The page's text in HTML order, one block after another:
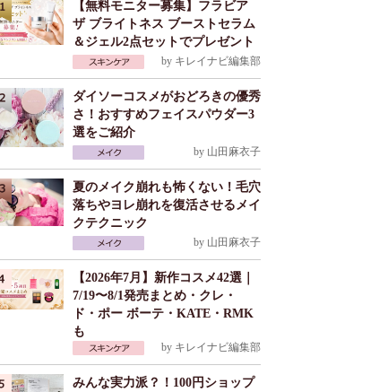
【無料モニター募集】フラビア
ザ ブライトネス ブーストセラム
＆ジェル2点セットでプレゼント
by キレイナビ編集部
ダイソーコスメがおどろきの優秀
さ！おすすめフェイスパウダー3
選をご紹介
by 山田麻衣子
夏のメイク崩れも怖くない！毛穴
落ちやヨレ崩れを復活させるメイ
クテクニック
by 山田麻衣子
【2026年7月】新作コスメ42選｜
7/19〜8/1発売まとめ・クレ・
ド・ポー ボーテ・KATE・RMK
も
by キレイナビ編集部
みんな実力派？！100円ショップ